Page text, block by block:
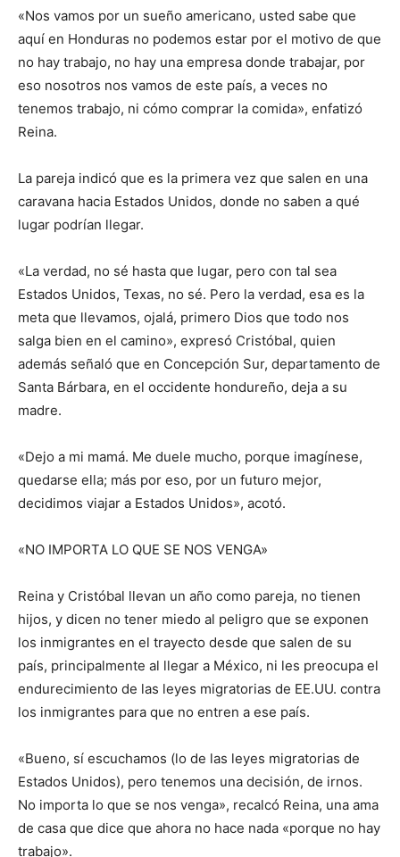
«Nos vamos por un sueño americano, usted sabe que
aquí en Honduras no podemos estar por el motivo de que
no hay trabajo, no hay una empresa donde trabajar, por
eso nosotros nos vamos de este país, a veces no
tenemos trabajo, ni cómo comprar la comida», enfatizó
Reina.
La pareja indicó que es la primera vez que salen en una
caravana hacia Estados Unidos, donde no saben a qué
lugar podrían llegar.
«La verdad, no sé hasta que lugar, pero con tal sea
Estados Unidos, Texas, no sé. Pero la verdad, esa es la
meta que llevamos, ojalá, primero Dios que todo nos
salga bien en el camino», expresó Cristóbal, quien
además señaló que en Concepción Sur, departamento de
Santa Bárbara, en el occidente hondureño, deja a su
madre.
«Dejo a mi mamá. Me duele mucho, porque imagínese,
quedarse ella; más por eso, por un futuro mejor,
decidimos viajar a Estados Unidos», acotó.
«NO IMPORTA LO QUE SE NOS VENGA»
Reina y Cristóbal llevan un año como pareja, no tienen
hijos, y dicen no tener miedo al peligro que se exponen
los inmigrantes en el trayecto desde que salen de su
país, principalmente al llegar a México, ni les preocupa el
endurecimiento de las leyes migratorias de EE.UU. contra
los inmigrantes para que no entren a ese país.
«Bueno, sí escuchamos (lo de las leyes migratorias de
Estados Unidos), pero tenemos una decisión, de irnos.
No importa lo que se nos venga», recalcó Reina, una ama
de casa que dice que ahora no hace nada «porque no hay
trabajo».